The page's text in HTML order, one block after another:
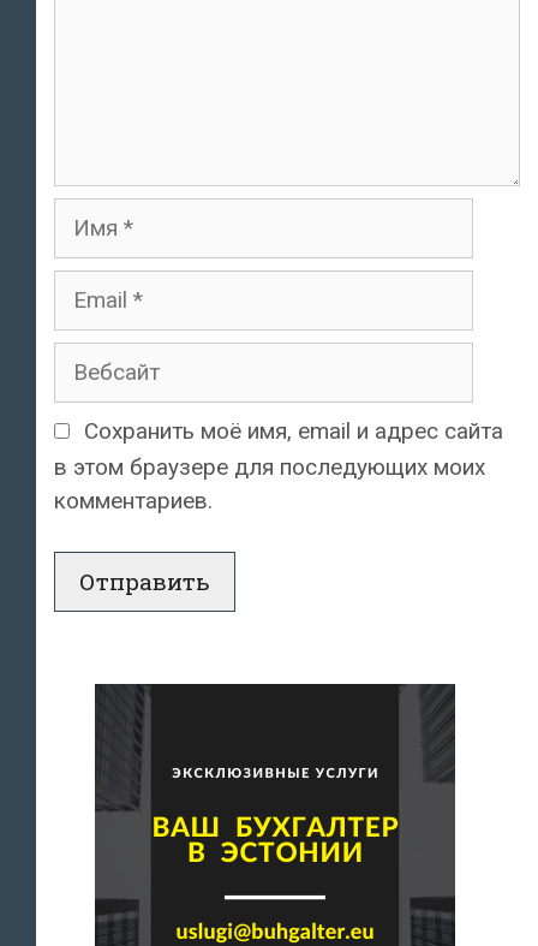
Имя
Email
Вебсайт
Сохранить моё имя, email и адрес сайта
в этом браузере для последующих моих
комментариев.